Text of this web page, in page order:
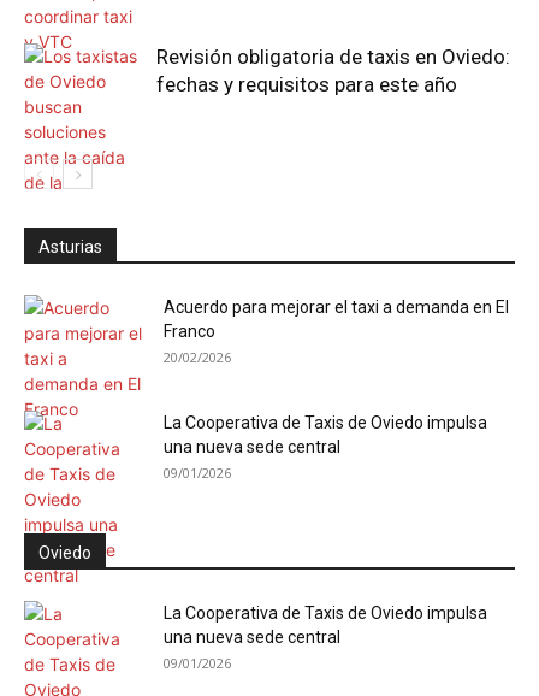
Revisión obligatoria de taxis en Oviedo:
fechas y requisitos para este año
Asturias
Acuerdo para mejorar el taxi a demanda en El
Franco
20/02/2026
La Cooperativa de Taxis de Oviedo impulsa
una nueva sede central
09/01/2026
Oviedo
La Cooperativa de Taxis de Oviedo impulsa
una nueva sede central
09/01/2026